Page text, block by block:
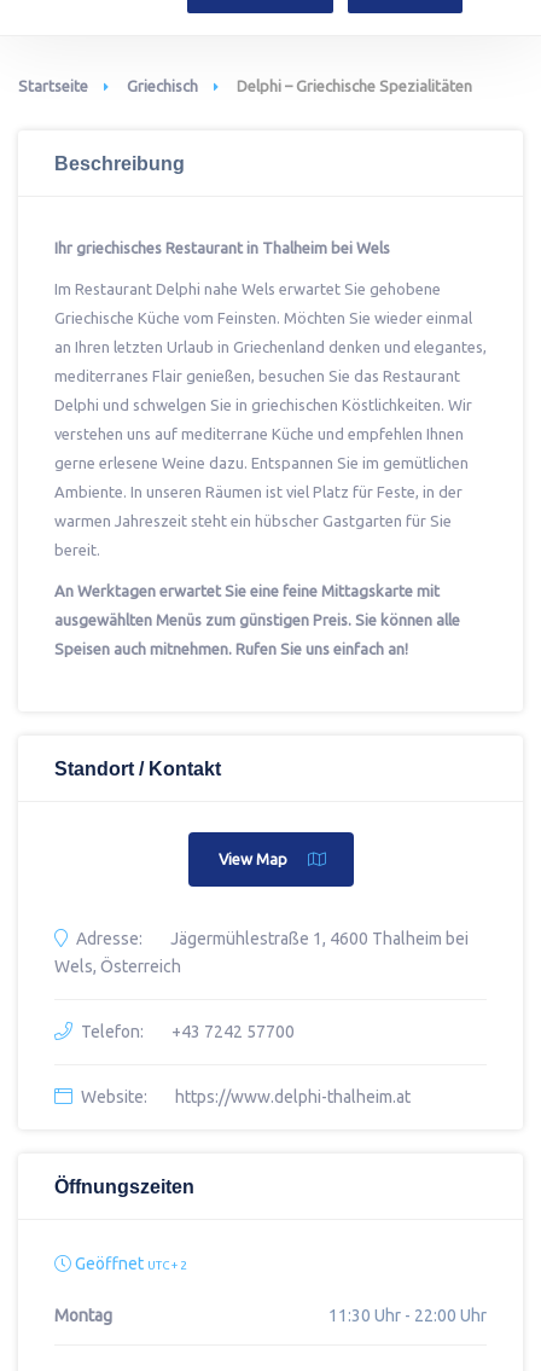
Startseite Griechisch Delphi – Griechische Spezialitäten
Beschreibung
Ihr griechisches Restaurant in Thalheim bei Wels
Im Restaurant Delphi nahe Wels erwartet Sie gehobene
Griechische Küche vom Feinsten. Möchten Sie wieder einmal
an Ihren letzten Urlaub in Griechenland denken und elegantes,
mediterranes Flair genießen, besuchen Sie das Restaurant
Delphi und schwelgen Sie in griechischen Köstlichkeiten. Wir
verstehen uns auf mediterrane Küche und empfehlen Ihnen
gerne erlesene Weine dazu. Entspannen Sie im gemütlichen
Ambiente. In unseren Räumen ist viel Platz für Feste, in der
warmen Jahreszeit steht ein hübscher Gastgarten für Sie
bereit.
An Werktagen erwartet Sie eine feine Mittagskarte mit
ausgewählten Menüs zum günstigen Preis. Sie können alle
Speisen auch mitnehmen. Rufen Sie uns einfach an!
Standort / Kontakt
View Map
Adresse:
Jägermühlestraße 1, 4600 Thalheim bei
Wels, Österreich
Telefon: +43 7242 57700
Website: https://www.delphi-thalheim.at
Öffnungszeiten
Geöffnet UTC + 2
Montag 11:30 Uhr - 22:00 Uhr